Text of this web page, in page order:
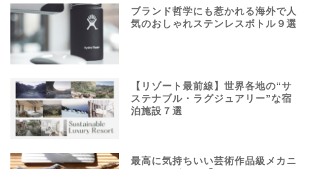
ブランド哲学にも惹かれる海外で人
気のおしゃれステンレスボトル９選
【リゾート最前線】世界各地の“サ
ステナブル・ラグジュアリー”な宿
泊施設７選
最高に気持ちいい芸術作品級メカニ